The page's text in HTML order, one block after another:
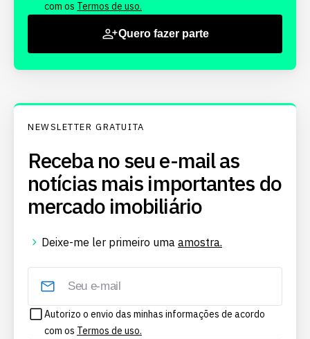
com os Termos de uso.
Quero fazer parte
NEWSLETTER GRATUITA
Receba no seu e-mail as
notícias mais importantes do
mercado imobiliário
Deixe-me ler primeiro uma amostra.
Autorizo o envio das minhas informações de acordo
com os Termos de uso.